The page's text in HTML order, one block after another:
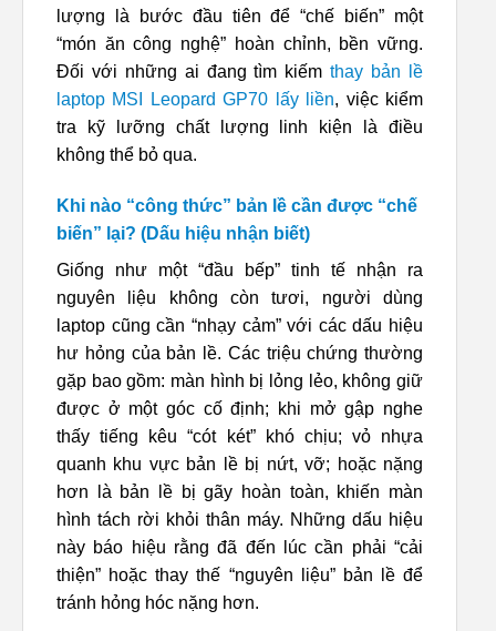
lượng là bước đầu tiên để “chế biến” một
“món ăn công nghệ” hoàn chỉnh, bền vững.
Đối với những ai đang tìm kiếmthay bản lề
laptop MSI Leopard GP70 lấy liền, việc kiểm
tra kỹ lưỡng chất lượng linh kiện là điều
không thể bỏ qua.
Khi nào “công thức” bản lề cần được “chế
biến” lại? (Dấu hiệu nhận biết)
Giống như một “đầu bếp” tinh tế nhận ra
nguyên liệu không còn tươi, người dùng
laptop cũng cần “nhạy cảm” với các dấu hiệu
hư hỏng của bản lề. Các triệu chứng thường
gặp bao gồm: màn hình bị lỏng lẻo, không giữ
được ở một góc cố định; khi mở gập nghe
thấy tiếng kêu “cót két” khó chịu; vỏ nhựa
quanh khu vực bản lề bị nứt, vỡ; hoặc nặng
hơn là bản lề bị gãy hoàn toàn, khiến màn
hình tách rời khỏi thân máy. Những dấu hiệu
này báo hiệu rằng đã đến lúc cần phải “cải
thiện” hoặc thay thế “nguyên liệu” bản lề để
tránh hỏng hóc nặng hơn.